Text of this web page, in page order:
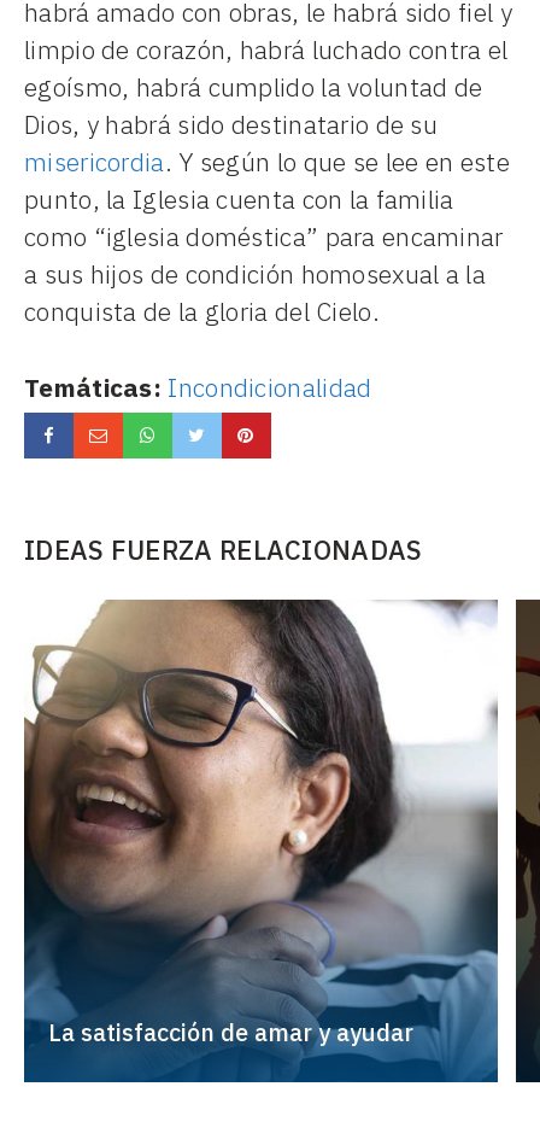
habrá amado con obras, le habrá sido fiel y
limpio de corazón, habrá luchado contra el
egoísmo, habrá cumplido la voluntad de
Dios, y habrá sido destinatario de su
misericordia. Y según lo que se lee en este
punto, la Iglesia cuenta con la familia
como “iglesia doméstica” para encaminar
a sus hijos de condición homosexual a la
conquista de la gloria del Cielo.
Temáticas: Incondicionalidad
IDEAS FUERZA RELACIONADAS
La satisfacción de amar y ayudar